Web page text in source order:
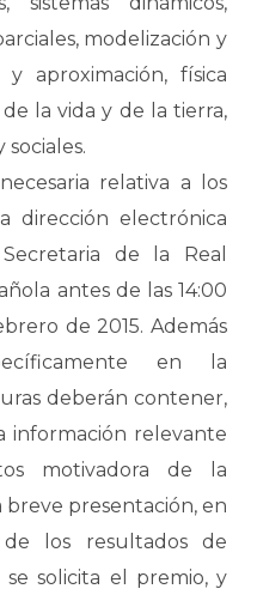
modelización y
aproximación, física
la vida y de la tierra,
relativa a los
dirección electrónica
de la Real
antes de las 14:00
de 2015. Además
en la
deberán contener,
información relevante
motivadora de la
presentación, en
los resultados de
solicita el premio, y